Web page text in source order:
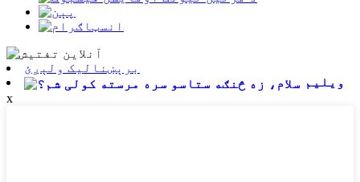
برېښنالیک ولېږئ
ویلیم
x